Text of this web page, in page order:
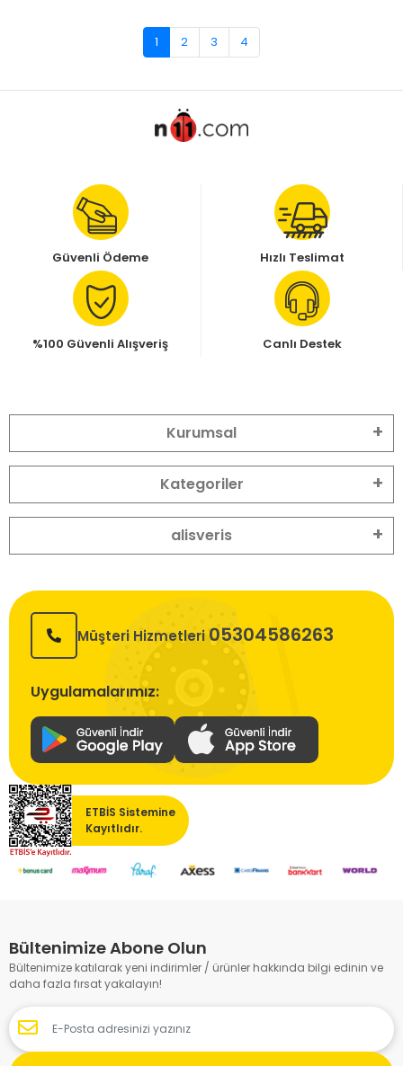
1 2 3 4
Güvenli Ödeme Hızlı Teslimat
%100 Güvenli Alışveriş Canlı Destek
Kurumsal
Kategoriler
alisveris
Müşteri Hizmetleri 05304586263
Uygulamalarımız:
ETBİS Sistemine
Kayıtlıdır.
Bültenimize Abone Olun
Bültenimize katılarak yeni indirimler / ürünler hakkında bilgi edinin ve
daha fazla fırsat yakalayın!